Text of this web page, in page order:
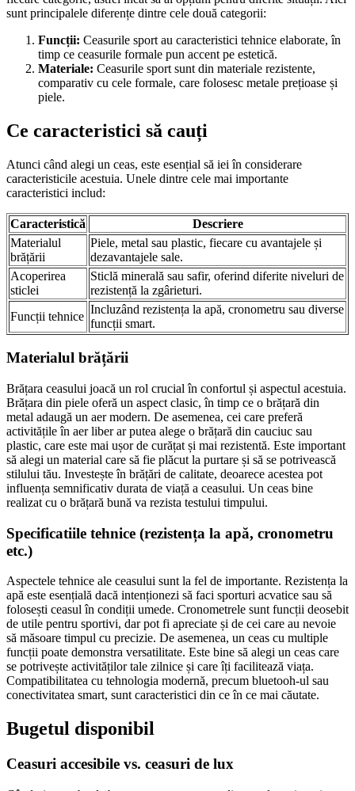
sunt principalele diferențe dintre cele două categorii:
Funcții: Ceasurile sport au caracteristici tehnice elaborate, în
timp ce ceasurile formale pun accent pe estetică.
Materiale: Ceasurile sport sunt din materiale rezistente,
comparativ cu cele formale, care folosesc metale prețioase și
piele.
Ce caracteristici să cauți
Atunci când alegi un ceas, este esențial să iei în considerare
caracteristicile acestuia. Unele dintre cele mai importante
caracteristici includ:
Caracteristică
Descriere
Materialul
brățării
Piele, metal sau plastic, fiecare cu avantajele și
dezavantajele sale.
Acoperirea
sticlei
Sticlă minerală sau safir, oferind diferite niveluri de
rezistență la zgârieturi.
Funcții tehnice
Incluzând rezistența la apă, cronometru sau diverse
funcții smart.
Materialul brățării
Brățara ceasului joacă un rol crucial în confortul și aspectul acestuia.
Brățara din piele oferă un aspect clasic, în timp ce o brățară din
metal adaugă un aer modern. De asemenea, cei care preferă
activitățile în aer liber ar putea alege o brățară din cauciuc sau
plastic, care este mai ușor de curățat și mai rezistentă. Este important
să alegi un material care să fie plăcut la purtare și să se potrivească
stilului tău. Investește în brățări de calitate, deoarece acestea pot
influența semnificativ durata de viață a ceasului. Un ceas bine
realizat cu o brățară bună va rezista testului timpului.
Specificatiile tehnice (rezistența la apă, cronometru
etc.)
Aspectele tehnice ale ceasului sunt la fel de importante. Rezistența la
apă este esențială dacă intenționezi să faci sporturi acvatice sau să
folosești ceasul în condiții umede. Cronometrele sunt funcții deosebit
de utile pentru sportivi, dar pot fi apreciate și de cei care au nevoie
să măsoare timpul cu precizie. De asemenea, un ceas cu multiple
funcții poate demonstra versatilitate. Este bine să alegi un ceas care
se potrivește activităților tale zilnice și care îți facilitează viața.
Compatibilitatea cu tehnologia modernă, precum bluetooh-ul sau
conectivitatea smart, sunt caracteristici din ce în ce mai căutate.
Bugetul disponibil
Ceasuri accesibile vs. ceasuri de lux